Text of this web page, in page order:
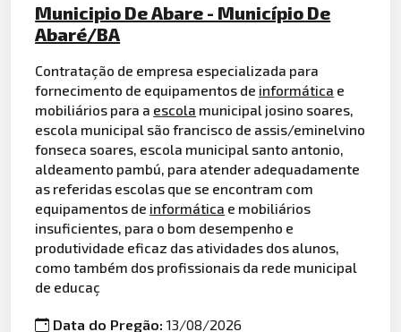
Municipio De Abare - Município De
Abaré/BA
Contratação de empresa especializada para
fornecimento de equipamentos de informática e
mobiliários para a escola municipal josino soares,
escola municipal são francisco de assis/eminelvino
fonseca soares, escola municipal santo antonio,
aldeamento pambú, para atender adequadamente
as referidas escolas que se encontram com
equipamentos de informática e mobiliários
insuficientes, para o bom desempenho e
produtividade eficaz das atividades dos alunos,
como também dos profissionais da rede municipal
de educaç
Data do Pregão:13/08/2026